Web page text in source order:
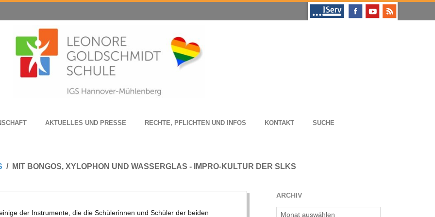
AKTU­EL­LES UND PRESSE RECHTE, PFLICH­TEN UND INFOS KON­TAKT SUCHE
MIT BONGOS, XYLOPHON UND WASSERGLAS - IMPRO-KULTUR DER SLKS
der Instru­mente, die die Schü­le­rin­nen und Schü­ler der bei­den
ARCHIV
Archiv